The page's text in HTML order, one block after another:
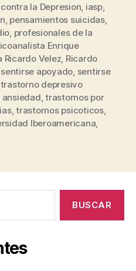
la Depresion iasp,
pensamientos suicidas,
profesionales de la
Enrique
Ricardo Velez Ricardo
sentirse apoyado sentirse
trastorno depresivo
,trastornos por
,trastornos psicoticos,
Iberoamericana